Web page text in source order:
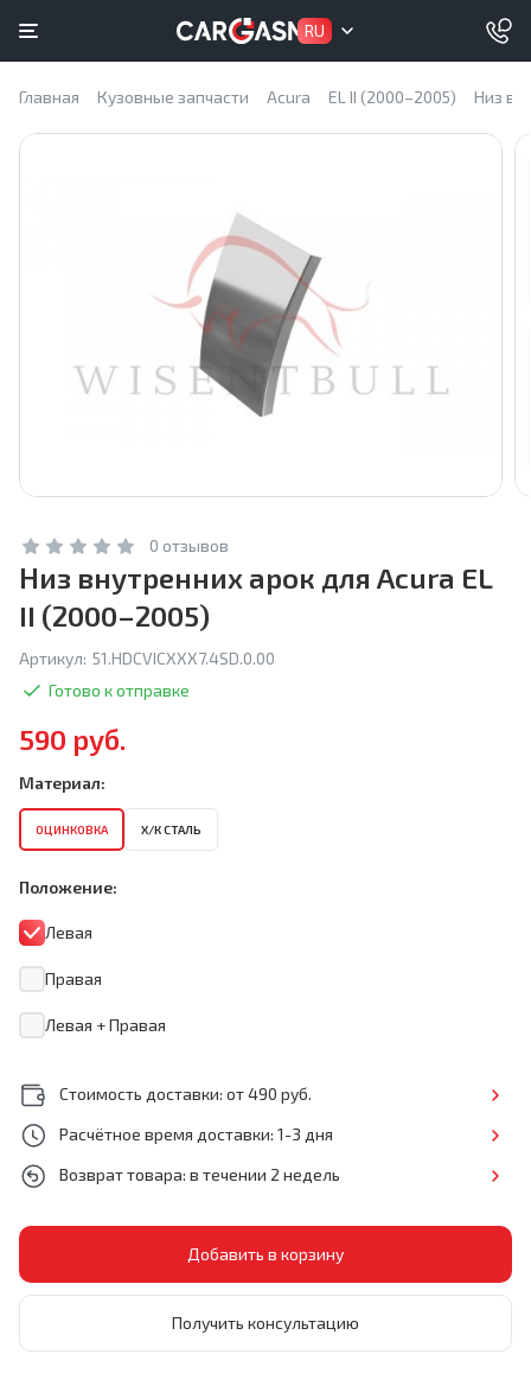
RU
Главная Кузовные запчасти Acura EL II (2000–2005) Низ
0 отзывов
Низ внутренних арок для Acura EL
II (2000–2005)
Артикул: 51.HDCVICXXX7.4SD.0.00
Готово к отправке
590 руб.
Материал:
ОЦИНКОВКА Х/К СТАЛЬ
Положение:
Левая
Правая
Левая + Правая
Стоимость доставки: от 490 руб.
Расчётное время доставки: 1-3 дня
Возврат товара: в течении 2 недель
Получить консультацию